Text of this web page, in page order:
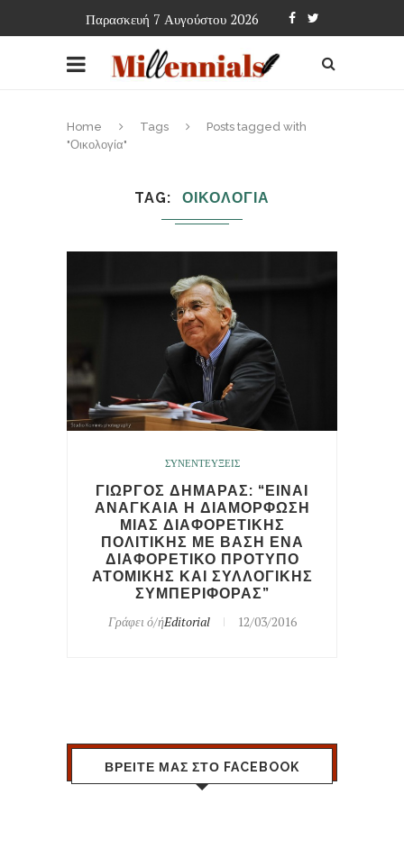
Παρασκευή 7 Αυγούστου 2026
Home Tags
Posts tagged with
"Οικολογία"
TAG ΟΙΚΟΛΟΓΙΑ
ΣΥΝΕΝΤΕΥΞΕΙΣ
ΓΙΩΡΓΟΣ ΔΗΜΑΡΑΣ: “ΕΙΝΑΙ
ΑΝΑΓΚΑΙΑ Η ΔΙΑΜΟΡΦΩΣΗ
ΜΙΑΣ ΔΙΑΦΟΡΕΤΙΚΗΣ
ΠΟΛΙΤΙΚΗΣ ΜΕ ΒΑΣΗ ΕΝΑ
ΔΙΑΦΟΡΕΤΙΚΟ ΠΡΟΤΥΠΟ
ΑΤΟΜΙΚΗΣ ΚΑΙ ΣΥΛΛΟΓΙΚΗΣ
ΣΥΜΠΕΡΙΦΟΡΑΣ”
Γράφει ό/ήEditorial 12/03/2016
ΒΡΕΙΤΕ ΜΑΣ ΣΤΟ FACEBOOK